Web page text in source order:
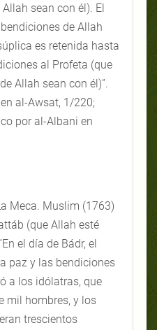
sean con él). El
de Allah
es retenida hasta
al Profeta (que
Allah sean con él)”.
al-Awsat, 1/220;
por al-Albani en
Meca. Muslim (1763)
(que Allah esté
el día de Bádr, el
paz y las bendiciones
a los idólatras, que
mil hombres, y los
trescientos